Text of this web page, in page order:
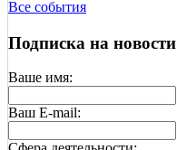
Все события
Подписка на новости
Ваше имя:
Ваш E-mail: